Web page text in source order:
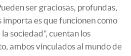
ser graciosas, profundas,
importa es que funcionen como
sociedad”, cuentan los
ambos vinculados al mundo de